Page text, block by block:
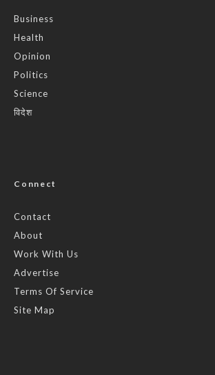
Business
Health
Opinion
Politics
Science
विदेश
Connect
Contact
About
Work With Us
Advertise
Terms Of Service
Site Map